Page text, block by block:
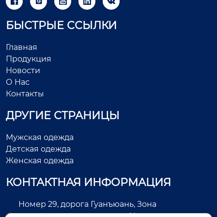
БЫСТРЫЕ ССЫЛКИ
Главная
Продукция
Новости
О Нас
Контакты
ДРУГИЕ СТРАНИЦЫ
Мужская одежда
Детская одежда
Женская одежда
КОНТАКТНАЯ ИНФОРМАЦИЯ
Номер 29, дорога Гуанъюань, Зона